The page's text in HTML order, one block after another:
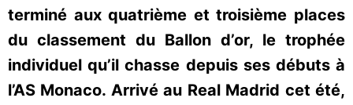
terminé aux quatrième et troisième places
du classement du Ballon d’or, le trophée
individuel qu’il chasse depuis ses débuts à
l’AS Monaco. Arrivé au Real Madrid cet été,